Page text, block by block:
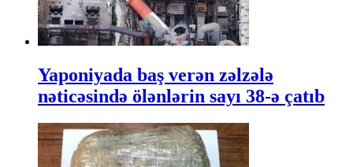
Yaponiyada baş verən zəlzələ
nəticəsində ölənlərin sayı 38-ə çatıb